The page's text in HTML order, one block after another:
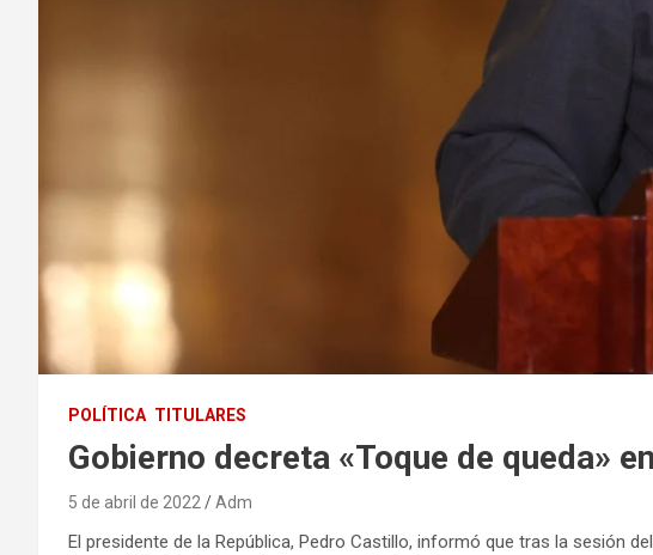
POLÍTICA TITULARES
Gobierno decreta «Toque de queda»
5 de abril de 2022 Adm
El presidente de la República, Pedro Castillo, informó que tras la sesión